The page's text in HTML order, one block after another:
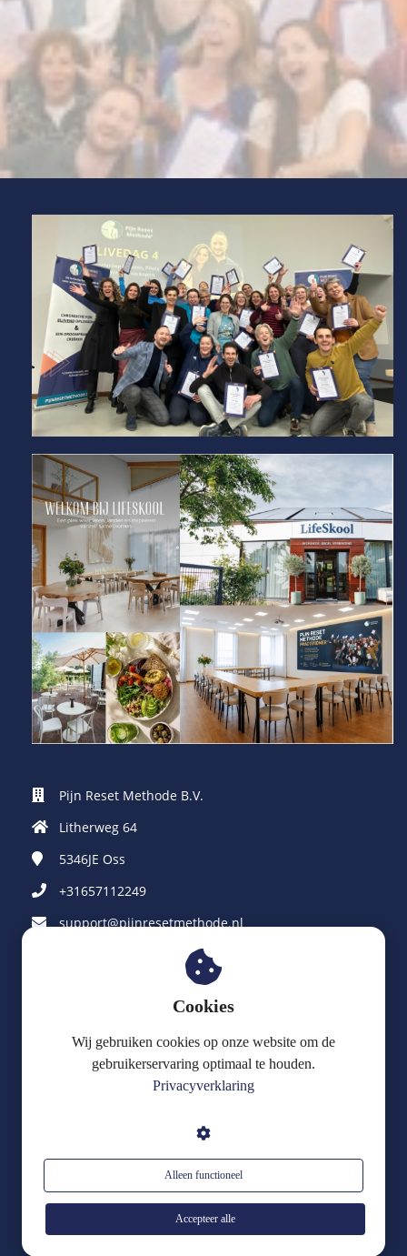
Pijn Reset Methode B.V.
Litherweg 64
5346JE Oss
+31657112249
support@pijnresetmethode.nl
KvK nummer: 42028755
BTW nummer: NL869377760B01
Algemene voorwaarden
Privacyverklaring
Cookies
Wij gebruiken cookies op onze website om de
gebruikerservaring optimaal te houden.
Privacyverklaring
Alleen functioneel
Accepteer alle